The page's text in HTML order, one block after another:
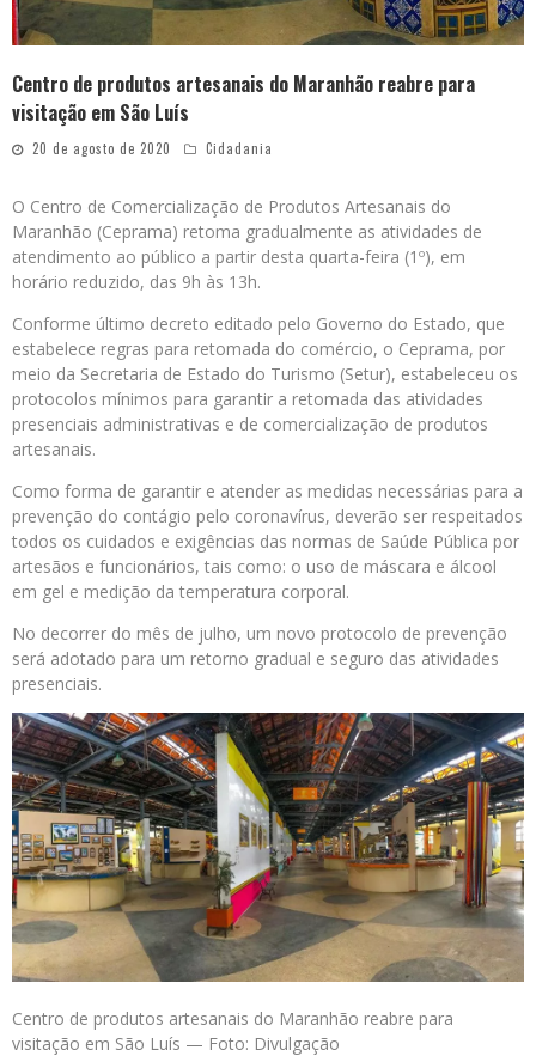
Centro de produtos artesanais do Maranhão reabre para
visitação em São Luís
20 de agosto de 2020 Cidadania
O Centro de Comercialização de Produtos Artesanais do
Maranhão (Ceprama) retoma gradualmente as atividades de
atendimento ao público a partir desta quarta-feira (1º), em
horário reduzido, das 9h às 13h.
Conforme último decreto editado pelo Governo do Estado, que
estabelece regras para retomada do comércio, o Ceprama, por
meio da Secretaria de Estado do Turismo (Setur), estabeleceu os
protocolos mínimos para garantir a retomada das atividades
presenciais administrativas e de comercialização de produtos
artesanais.
Como forma de garantir e atender as medidas necessárias para a
prevenção do contágio pelo coronavírus, deverão ser respeitados
todos os cuidados e exigências das normas de Saúde Pública por
artesãos e funcionários, tais como: o uso de máscara e álcool
em gel e medição da temperatura corporal.
No decorrer do mês de julho, um novo protocolo de prevenção
será adotado para um retorno gradual e seguro das atividades
presenciais.
Centro de produtos artesanais do Maranhão reabre para
visitação em São Luís — Foto: Divulgação